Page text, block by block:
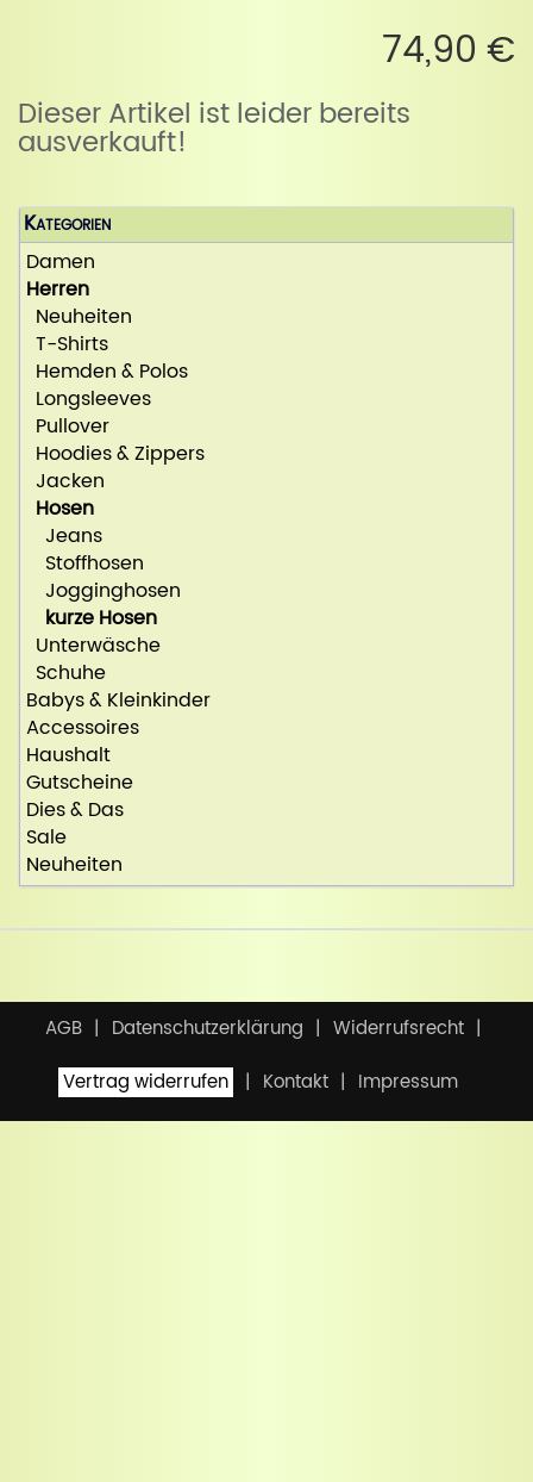
74,90 €
Dieser Artikel ist leider bereits
ausverkauft!
Kategorien
Damen
Herren
Neuheiten
T-Shirts
Hemden & Polos
Longsleeves
Pullover
Hoodies & Zippers
Jacken
Hosen
Jeans
Stoffhosen
Jogginghosen
kurze Hosen
Unterwäsche
Schuhe
Babys & Kleinkinder
Accessoires
Haushalt
Gutscheine
Dies & Das
Sale
Neuheiten
AGB Datenschutzerklärung
Widerrufsrecht
Vertrag widerrufen
Kontakt Impressum